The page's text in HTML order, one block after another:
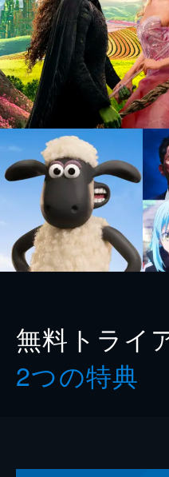
無料トライ
2つの特典